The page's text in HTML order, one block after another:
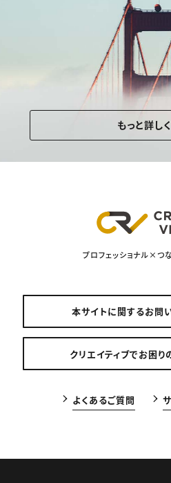
もっと詳し
プロフェッショナル×つ
本サイトに関するお問
クリエイティブでお困
よくあるご質問